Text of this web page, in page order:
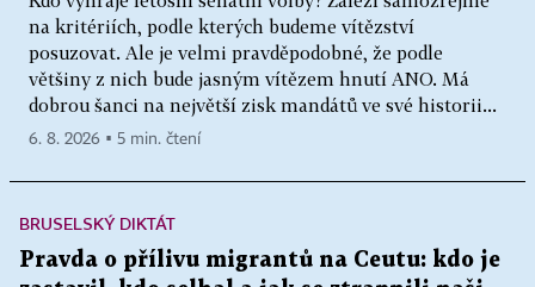
na kritériích, podle kterých budeme vítězství
posuzovat. Ale je velmi pravděpodobné, že podle
většiny z nich bude jasným vítězem hnutí ANO. Má
dobrou šanci na největší zisk mandátů ve své historii...
6. 8. 2026 ▪ 5 min. čtení
BRUSELSKÝ DIKTÁT
Pravda o přílivu migrantů na Ceutu: kdo je